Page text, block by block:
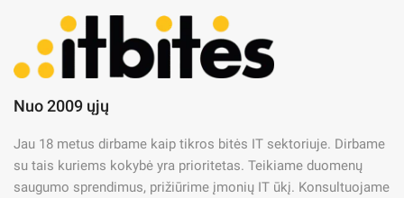
IT Naujienos
kompiuterijoje valdomų
paslaugų paklausą
Nuo 2009 ųjų
Jau 18 metus dirbame kaip tikros bitės IT sektoriuje. Dirbame
su tais kuriems kokybė yra prioritetas. Teikiame duomenų
saugumo sprendimus, prižiūrime įmonių IT ūkį. Konsultuojame